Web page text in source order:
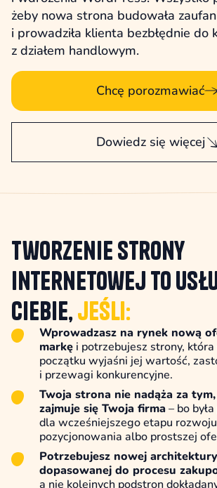
żeby nowa strona budowała
i prowadziła klienta bezbłędnie do
z działem handlowym.
Chcę porozmawiać
Dowiedz się więcej
Tworzenie strony
internetowej to
Ciebie,jeśli:
Wprowadzasz na rynek nową
markę i potrzebujesz strony,
początku wyjaśni jej wartość,
i przewagi konkurencyjne.
Twoja strona nie nadąża za
zajmuje się Twoja firma– bo
dla wcześniejszego etapu
pozycjonowania albo prostszej
Potrzebujesz nowej
dopasowanej do procesu
a nie kolejnych podstron